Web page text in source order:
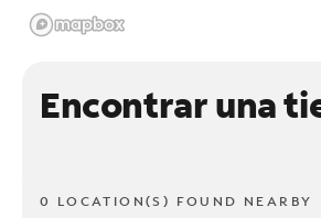
Encontrar una
0 LOCATION(S) FOUND NEARBY